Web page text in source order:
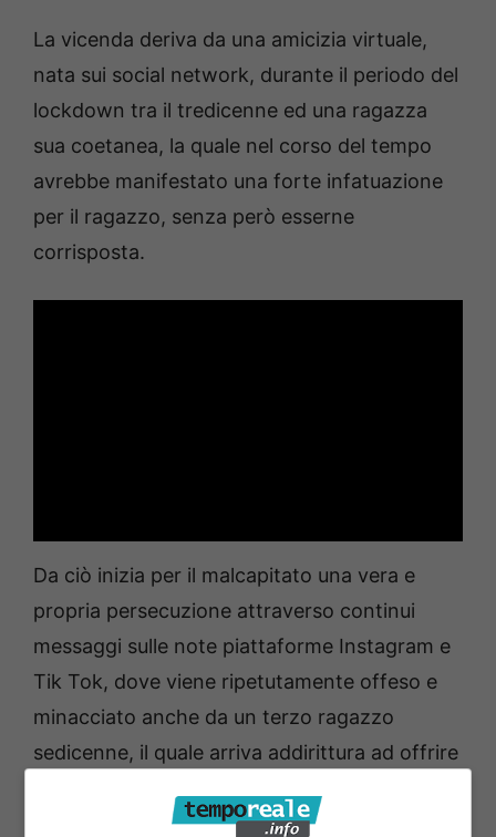
La vicenda deriva da una amicizia virtuale,
nata sui social network, durante il periodo del
lockdown tra il tredicenne ed una ragazza
sua coetanea, la quale nel corso del tempo
avrebbe manifestato una forte infatuazione
per il ragazzo, senza però esserne
corrisposta.
Da ciò inizia per il malcapitato una vera e
propria persecuzione attraverso continui
messaggi sulle note piattaforme Instagram e
Tik Tok, dove viene ripetutamente offeso e
minacciato anche da un terzo ragazzo
sedicenne, il quale arriva addirittura ad offrire
piattaforma Whats’app, a chiunque gli